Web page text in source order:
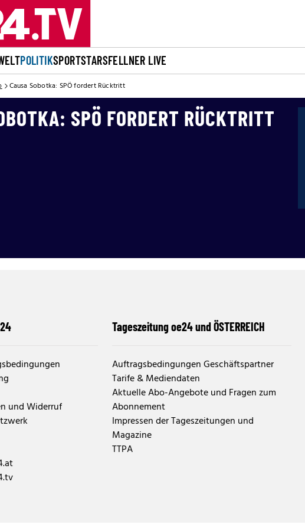
POLITIKSPORTSTARSFELLNER LIVE
Causa Sobotka: SPÖ fordert Rücktritt
SPÖ FORDERT RÜCKTRITT
und Widerruf
Tageszeitung oe24 und ÖSTERREICH
Auftragsbedingungen Geschäftspartner
Tarife & Mediendaten
Aktuelle Abo-Angebote und Fragen zum
Abonnement
Impressen der Tageszeitungen und
Magazine
TTPA